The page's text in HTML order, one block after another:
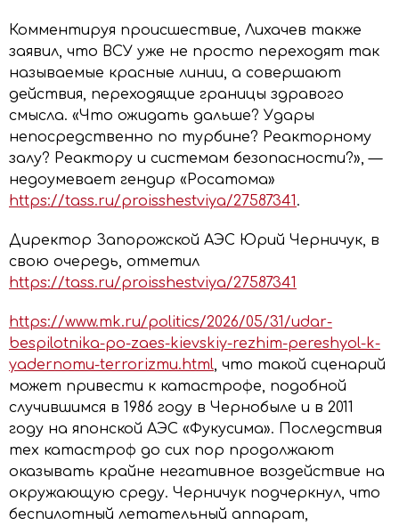
Комментируя происшествие, Лихачев также
заявил, что ВСУ уже не просто переходят так
называемые красные линии, а совершают
действия, переходящие границы здравого
смысла. «Что ожидать дальше? Удары
непосредственно по турбине? Реакторному
залу? Реактору и системам безопасности?», —
недоумевает гендир «Росатома»
https://tass.ru/proisshestviya/27587341 .
Директор Запорожской АЭС Юрий Черничук, в
свою очередь, отметил
https://tass.ru/proisshestviya/27587341
https://www.mk.ru/politics/2026/05/31/udar-
bespilotnika-po-zaes-kievskiy-rezhim-pereshyol-k-
yadernomu-terrorizmu.html , что такой сценарий
может привести к катастрофе, подобной
случившимся в 1986 году в Чернобыле и в 2011
году на японской АЭС «Фукусима». Последствия
тех катастроф до сих пор продолжают
оказывать крайне негативное воздействие на
окружающую среду. Черничук подчеркнул, что
беспилотный летательный аппарат,